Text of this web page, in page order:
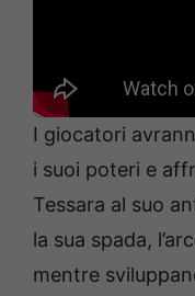
I giocatori
i suoi poteri e
Tessara al suo
la sua spada,
mentre